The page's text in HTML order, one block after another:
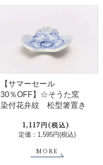
【サマーセール
30％OFF】☆そうた窯
染付花弁紋 松型箸置き
1,117円(税込)
定価：1,595円(税込)
MORE